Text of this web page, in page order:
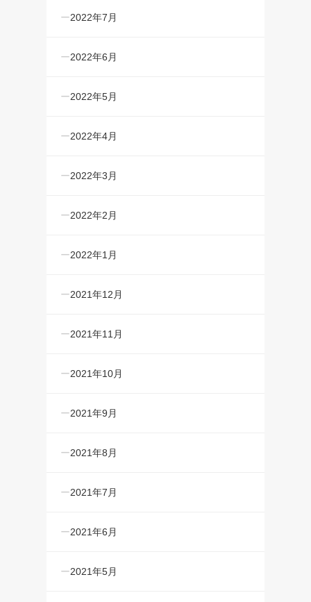
2022年7月
2022年6月
2022年5月
2022年4月
2022年3月
2022年2月
2022年1月
2021年12月
2021年11月
2021年10月
2021年9月
2021年8月
2021年7月
2021年6月
2021年5月